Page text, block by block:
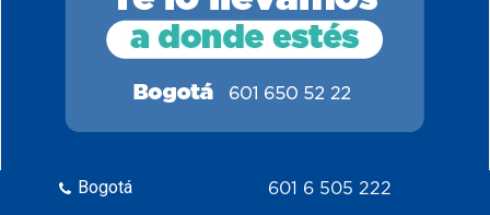
Bogotá
601 6 505 222